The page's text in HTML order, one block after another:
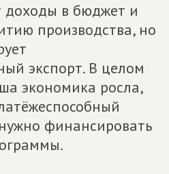
доходы в бюджет и
производства, но
экспорт. В целом
экономика росла,
финансировать